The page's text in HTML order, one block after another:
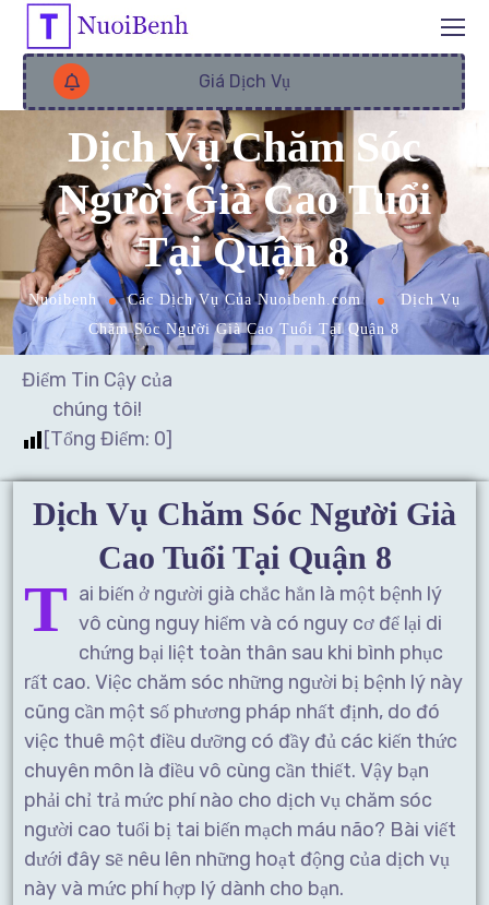
Giá Dịch Vụ
Dịch Vụ Chăm Sóc
Người Già Cao Tuổi
Tại Quận 8
Nuoibenh Các Dịch Vụ Của Nuoibenh.com
Dịch Vụ
Chăm Sóc Người Già Cao Tuổi Tại Quận 8
Điểm Tin Cậy của
chúng tôi!
[Tổng Điểm: 0]
Dịch Vụ Chăm Sóc Người Già
Cao Tuổi Tại Quận 8
T ai biến ở người già chắc hẳn là một bệnh lý
vô cùng nguy hiểm và có nguy cơ để lại di
chứng bại liệt toàn thân sau khi bình phục
rất cao. Việc chăm sóc những người bị bệnh lý này
cũng cần một số phương pháp nhất định, do đó
việc thuê một điều dưỡng có đầy đủ các kiến thức
chuyên môn là điều vô cùng cần thiết. Vậy bạn
phải chỉ trả mức phí nào cho dịch vụ chăm sóc
người cao tuổi bị tai biến mạch máu não? Bài viết
dưới đây sẽ nêu lên những hoạt động của dịch vụ
này và mức phí hợp lý dành cho bạn.